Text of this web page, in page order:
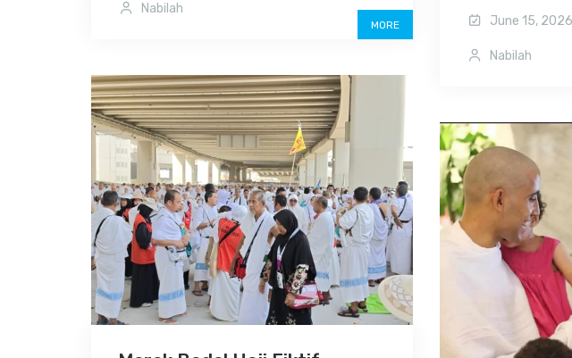
Nabilah
MORE June 15, 2026
Nabilah